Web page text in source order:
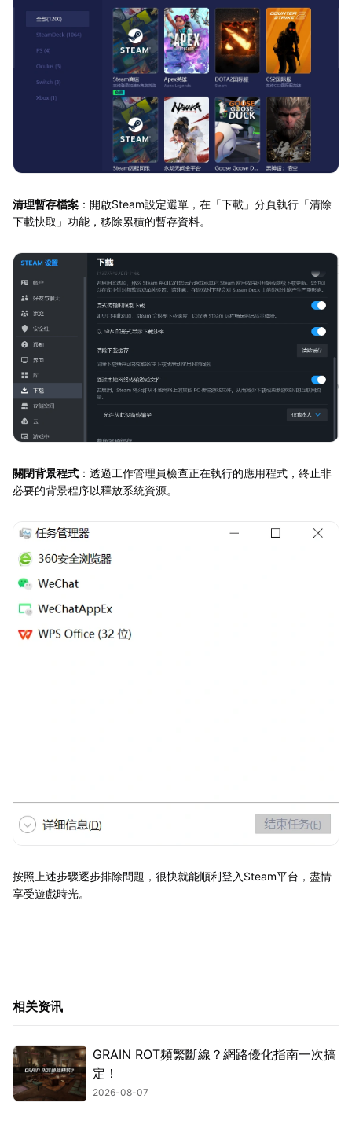
清理暫存檔案 ：開啟Steam設定選單，在「下載」分頁執行「清除
下載快取」功能，移除累積的暫存資料。
關閉背景程式 ：透過工作管理員檢查正在執行的應用程式，終止非
必要的背景程序以釋放系統資源。
按照上述步驟逐步排除問題，很快就能順利登入Steam平台，盡情
享受遊戲時光。
相关资讯
GRAIN ROT頻繁斷線？網路優化指南一次搞
定！
2026-08-07